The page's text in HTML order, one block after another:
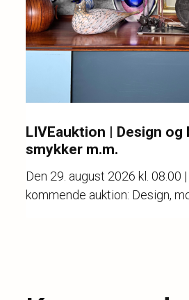
LIVEauktion | Design og
smykker m.m.
Den 29. august 2026 kl. 08.00
kommende auktion: Design,